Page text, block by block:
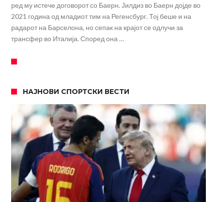
ред му истече договорот со Баерн. Јилдиз во Баерн дојде во
2021 година од младиот тим на Регенсбург. Тој беше и на
радарот на Барселона, но сепак на крајот се одлучи за
трансфер во Италија. Според она …
НАЈНОВИ СПОРТСКИ ВЕСТИ